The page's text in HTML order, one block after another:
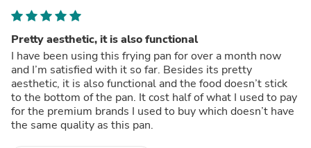
Pretty aesthetic, it is also functional
I have been using this frying pan for over a month now
and I’m satisfied with it so far. Besides its pretty
aesthetic, it is also functional and the food doesn’t stick
to the bottom of the pan. It cost half of what I used to pay
for the premium brands I used to buy which doesn’t have
the same quality as this pan.